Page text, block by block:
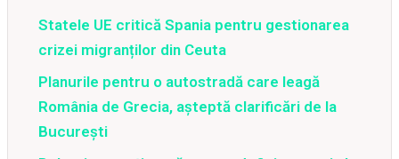
Statele UE critică Spania pentru gestionarea
crizei migranților din Ceuta
Planurile pentru o autostradă care leagă
România de Grecia, așteptă clarificări de la
București